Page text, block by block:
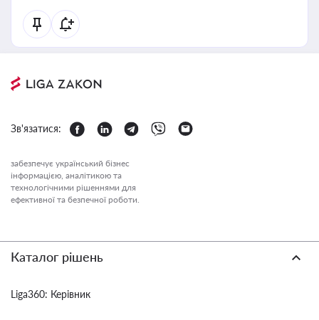
Зв'язатися:
забезпечує український бізнес
інформацією, аналітикою та
технологічними рішеннями для
ефективної та безпечної роботи.
Каталог рішень
Liga360: Керівник